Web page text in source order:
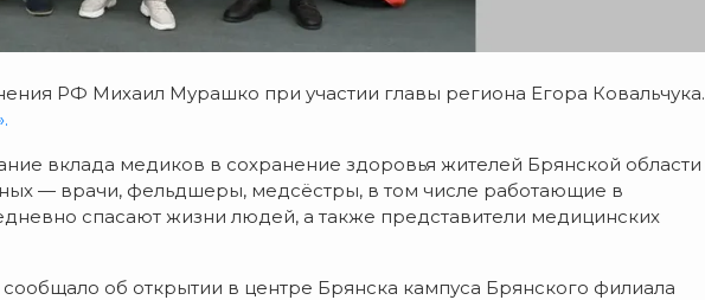
РФ Михаил Мурашко при участии главы региона Егора Ковальчука.
вклада медиков в сохранение здоровья жителей Брянской области
— врачи, фельдшеры, медсёстры, в том числе работающие в
спасают жизни людей, а также представители медицинских
сообщало об открытии в центре Брянска кампуса Брянского филиала